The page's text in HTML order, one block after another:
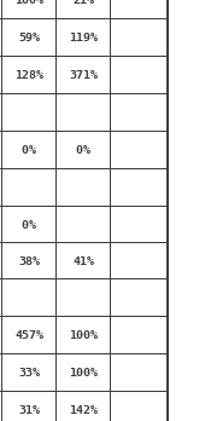
59% 119%
128% 371%
0% 0%
0%
38% 41%
457% 100%
33% 100%
31% 142%